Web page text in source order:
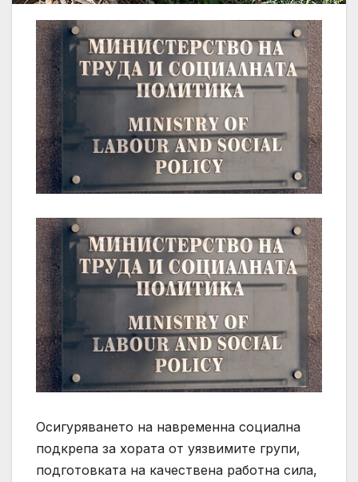
Осигуряването на навременна социална
подкрепа за хората от уязвимите групи,
подготовката на качествена работна сила,